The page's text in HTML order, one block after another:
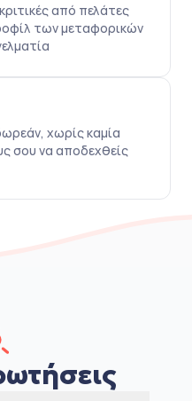
από πελάτες
των μεταφορικών
χωρίς καμία
σου να αποδεχθείς